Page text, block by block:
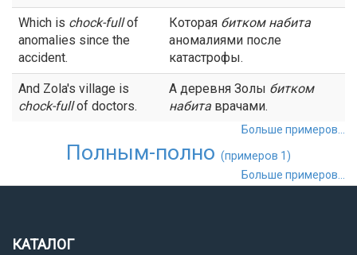
Which is chock-fullof
anomalies since the
accident.
Которая битком набита
аномалиями после
катастрофы.
And Zola's village is
chock-fullof doctors.
А деревня Золы битком
набита врачами.
Больше примеров...
Полным-полно (примеров 1)
Больше примеров...
КАТАЛОГ